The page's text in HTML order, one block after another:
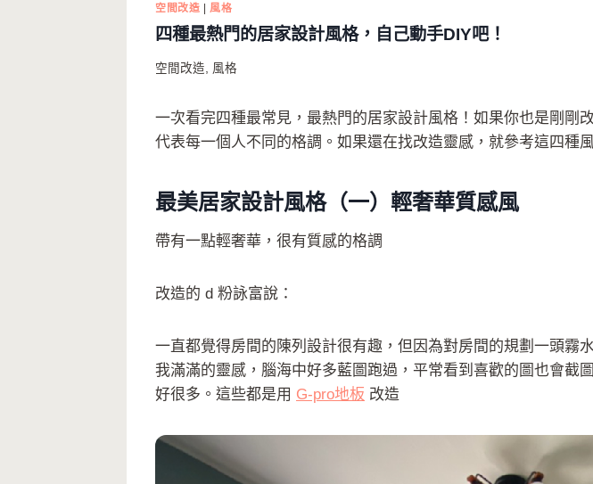
空間改造 | 風格
四種最熱門的居家設計風格，自己動手DIY吧！
空間改造, 風格
一次看完四種最常見，最熱門的居家設計風格！如果你也是剛剛
代表每一個人不同的格調。如果還在找改造靈感，就參考這四種
最美居家設計風格（一）輕奢華質感風
帶有一點輕奢華，很有質感的格調
改造的 d 粉詠富說：
一直都覺得房間的陳列設計很有趣，但因為對房間的規劃一頭霧
我滿滿的靈感，腦海中好多藍圖跑過，平常看到喜歡的圖也會截
好很多。這些都是用 G-pro地板 改造